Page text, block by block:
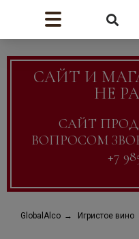
САЙТ И
НЕ
САЙТ
ВОПРОСОМ
+7
GlobalAlco Игристое вино